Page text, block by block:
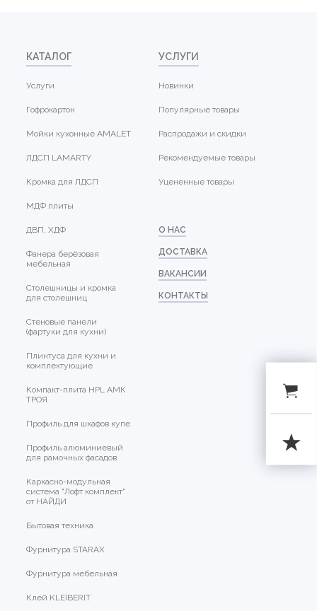
КАТАЛОГ
Услуги
Гофрокартон
Мойки кухонные AMALET
ЛДСП LAMARTY
Кромка для ЛДСП
МДФ плиты
ДВП, ХДФ
Фанера берёзовая
мебельная
Столешницы и кромка
для столешниц
Стеновые панели
(фартуки для кухни)
Плинтуса для кухни и
комплектующие
Компакт-плита HPL АМК
ТРОЯ
Профиль для шкафов купе
Профиль алюминиевый
для рамочных фасадов
Каркасно-модульная
система "Лофт комплект"
от НАЙДИ
Бытовая техника
Фурнитура STARAX
Фурнитура мебельная
Клей KLEIBERIT
УСЛУГИ
Новинки
Популярные товары
Распродажи и скидки
Рекомендуемые товары
Уцененные товары
О НАС
ДОСТАВКА
ВАКАНСИИ
КОНТАКТЫ